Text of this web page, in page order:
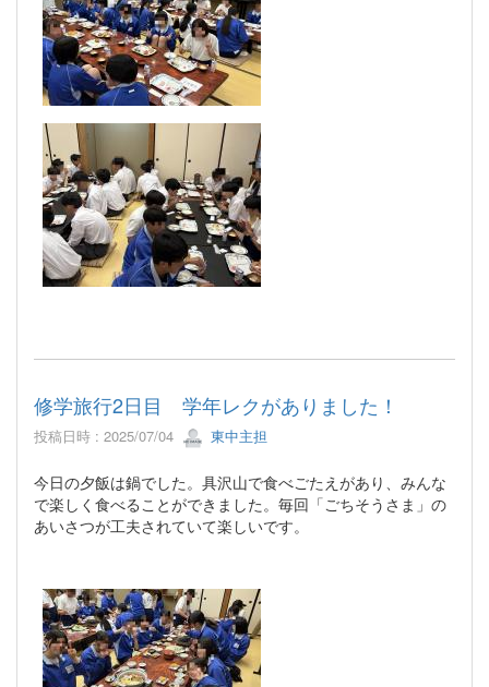
修学旅行2日目 学年レクがありました！
投稿日時 : 2025/07/04 東中主担
今日の夕飯は鍋でした。具沢山で食べごたえがあり、みんな
で楽しく食べることができました。毎回「ごちそうさま」の
あいさつが工夫されていて楽しいです。